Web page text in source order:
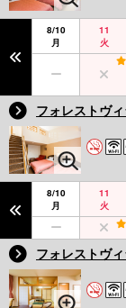
8/10
月
11
火
フォレストヴ
8/10
月
11
火
フォレストヴ